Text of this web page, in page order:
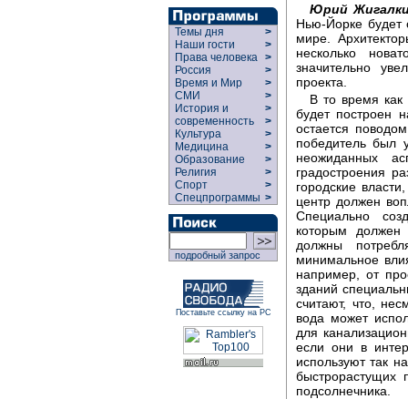
Темы дня
>
Наши гости
>
Права человека >
Россия
>
Время и Мир
>
СМИ
>
История и
современность
>
>
Культура
>
Медицина
>
Образование
>
Религия
>
Спорт
>
Спецпрограммы >
подробный запрос
Поставьте ссылку на РС
Юрий
Нью-Йорке будет
мире.
несколько
значительно
проекта.
В то время как
будет построен
остается
победитель был
неожиданных
градостроения
городские
центр должен
Специально
которым должен
должны
минимальное
например, от
зданий
считают, что,
вода может
для
если они в
используют так
быстрорастущих
подсолнечника.